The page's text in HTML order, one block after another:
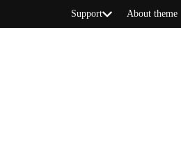
Support About theme